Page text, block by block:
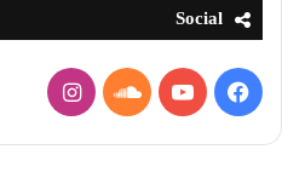
Social
فيسبوكيوتيوبساوند
كلاود
انستقرام